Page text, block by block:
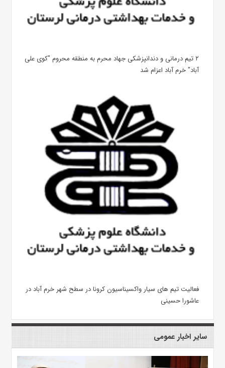
۲ تیم درمانی و دندانپزشکی جهاد محرم به منطقه محروم "کوی علی
آباد" خرم آباد اعزام شد
فعالیت تیم های سیار واکسیناسیون کرونا در سطح شهر خرم آباد در
عاشورا حسینی
سایر اخبار عمومی